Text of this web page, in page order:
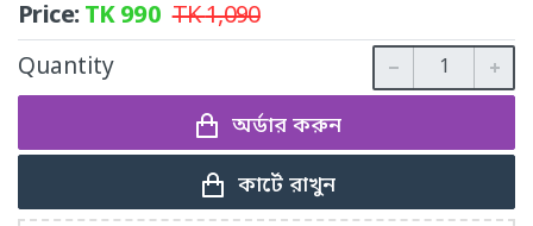
Price:TK990 TK1,090
Quantity
অর্ডার করুন
কার্টে রাখুন